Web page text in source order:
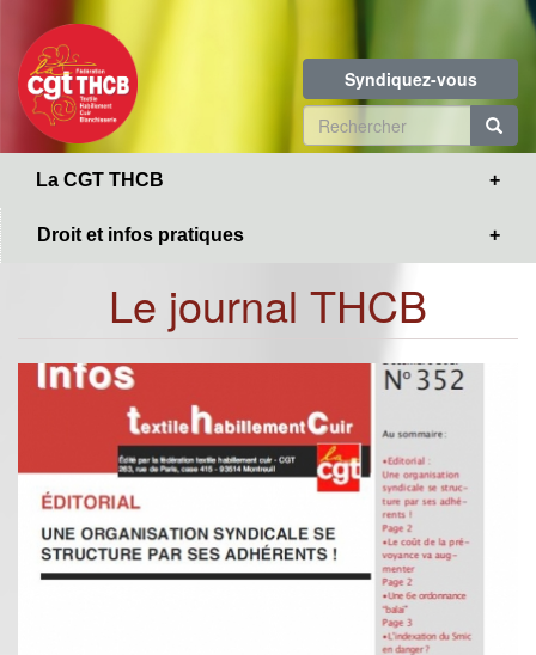
contenu
principal
Syndiquez-vous
Formulaire
de
La CGT THCB
Droit et infos pratiques
Le journal THCB